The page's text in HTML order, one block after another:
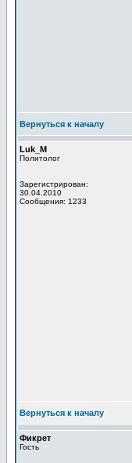
Вернуться к началу
Luk_M
Политолог
Зарегистрирован:
30.04.2010
Сообщения: 1233
Вернуться к началу
Фикрет
Гость